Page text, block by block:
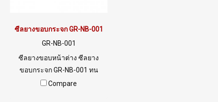
ซีลยางขอบกระจก GR-NB-001
GR-NB-001
ซีลยางขอบหน้าต่าง ซีลยาง
ขอบกระจก GR-NB-001 ทน
น้ำมันดีเยี่ยม ทนการสึกหรอ
Compare